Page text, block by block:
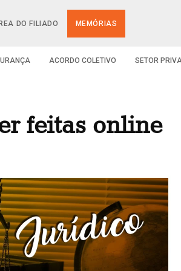
DO FILIADO MEMÓRIAS
ACORDO COLETIVO SETOR
feitas online